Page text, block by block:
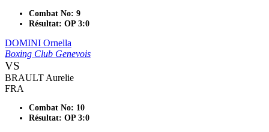
Combat No: 9
Résultat: OP 3:0
DOMINI Ornella
Boxing Club Genevois
VS
BRAULT Aurelie
FRA
Combat No: 10
Résultat: OP 3:0